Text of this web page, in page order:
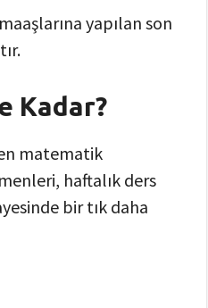
yapılan son
Kadar?
matematik
haftalık ders
bir tık daha